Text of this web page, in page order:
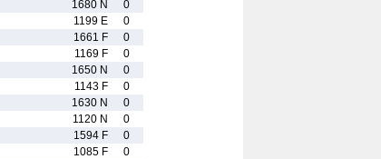
1680 N
0
1199 E
0
1661 F
0
1169 F
0
1650 N
0
1143 F
0
1630 N
0
1120 N
0
1594 F
0
1085 F
0